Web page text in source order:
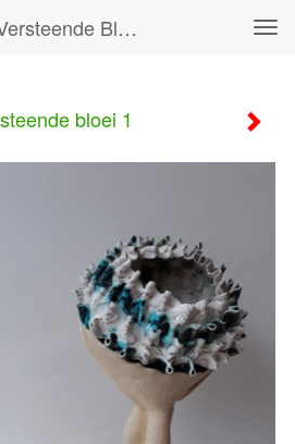
Tjitske Koopmans - Versteende Bloei 1
bloei 1